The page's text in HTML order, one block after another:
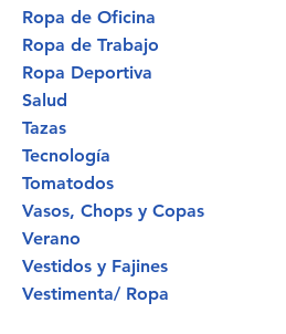
Ropa de Oficina
Ropa de Trabajo
Ropa Deportiva
Salud
Tazas
Tecnología
Tomatodos
Vasos, Chops y Copas
Verano
Vestidos y Fajines
Vestimenta/ Ropa